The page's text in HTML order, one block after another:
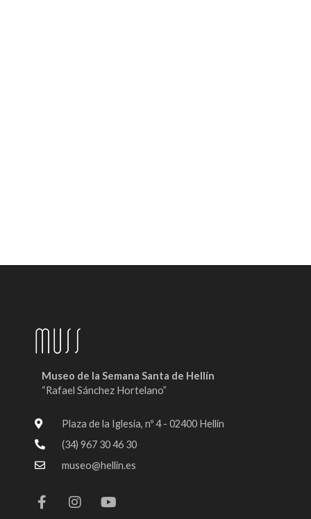
Museo de la Semana Santa de Hellín
“Rafael Sánchez Hortelano”
Plaza de la Iglesia, nº 4 - 02400 Hellín
(34) 967 30 46 30
museo@hellin.es
a
c
n
s
o
u